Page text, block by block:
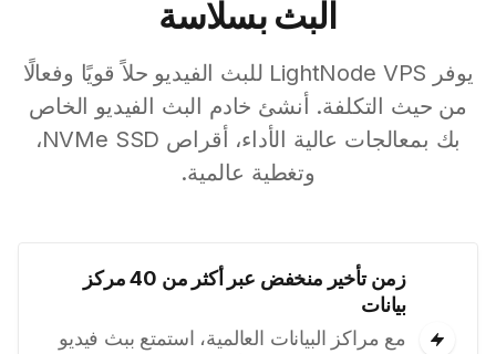
البث بسلاسة
يوفر LightNode VPS للبث الفيديو حلاً قويًا وفعالًا
من حيث التكلفة. أنشئ خادم البث الفيديو الخاص
بك بمعالجات عالية الأداء، أقراص NVMe SSD،
وتغطية عالمية.
زمن تأخير منخفض عبر أكثر من 40 مركز
بيانات
مع مراكز البيانات العالمية، استمتع ببث فيديو